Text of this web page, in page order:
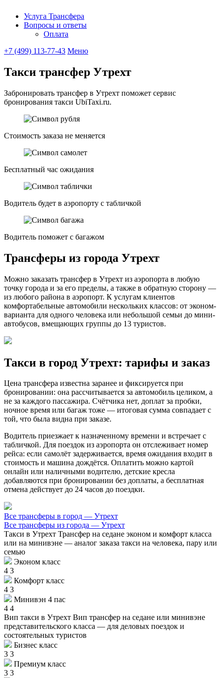
Ubitaxi
Услуга Трансфера
Вопросы и ответы
Оплата
+7 (499) 113-77-43 Меню
Такси трансфер Утрехт
Забронировать трансфер в Утрехт поможет сервис
бронирования такси UbiTaxi.ru.
Стоимость заказа не меняется
Бесплатный час ожидания
Водитель будет в аэропорту с табличкой
Водитель поможет с багажом
Трансферы из города Утрехт
Можно заказать трансфер в Утрехт из аэропорта в любую
точку города и за его пределы, а также в обратную сторону —
из любого района в аэропорт. К услугам клиентов
комфортабельные автомобили нескольких классов: от эконом-
варианта для одного человека или небольшой семьи до мини-
автобусов, вмещающих группы до 13 туристов.
Такси в город Утрехт: тарифы и заказ
Цена трансфера известна заранее и фиксируется при
бронировании: она рассчитывается за автомобиль целиком, а
не за каждого пассажира. Счётчика нет, доплат за пробки,
ночное время или багаж тоже — итоговая сумма совпадает с
той, что была видна при заказе.
Водитель приезжает к назначенному времени и встречает с
табличкой. Для поездок из аэропорта он отслеживает номер
рейса: если самолёт задерживается, время ожидания входит в
стоимость и машина дождётся. Оплатить можно картой
онлайн или наличными водителю, детские кресла
добавляются при бронировании без доплаты, а бесплатная
отмена действует до 24 часов до поездки.
Все трансферы в город — Утрехт
Все трансферы из города — Утрехт
Такси в Утрехт Трансфер на седане эконом и комфорт класса
или на минивэне — аналог заказа такси на человека, пару или
семью
Эконом класс
4 3
Комфорт класс
4 3
Минивэн 4 пас
4 4
Вип такси в Утрехт Вип трансфер на седане или минивэне
представительского класса — для деловых поездок и
состоятельных туристов
Бизнес класс
3 3
Премиум класс
3 3